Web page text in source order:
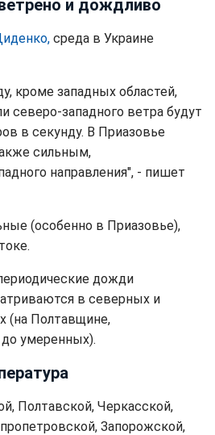
и дождливо
среда в Украине
кроме западных областей,
северо-западного ветра будут
в секунду. В Приазовье
сильным,
направления", - пишет
(особенно в Приазовье),
дожди
в северных и
(на Полтавщине,
умеренных).
Полтавской, Черкасской,
Запорожской,